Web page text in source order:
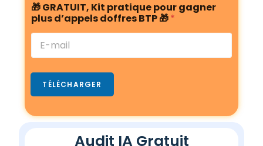
🎁 GRATUIT, Kit pratique pour gagner
plus d’appels doffres BTP 🎁*
TÉLÉCHARGER
Audit IA Gratuit